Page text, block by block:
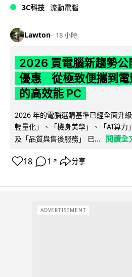
3C科技 流動電腦
Lawton 18 小時
2026 買電腦新趨勢公
優惠 從極致便攜到電
的高效能 PC
2026 年的電腦選購基準已經全面升
輕量化」、「機身美學」、「AI算力
及「品質與售後服務」 已...
閱讀全
18 1 ↗ 分享
ADVERTISEMENT